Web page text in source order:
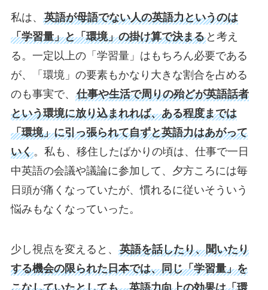
私は、 英語が母語でない人の英語力というのは
「学習量」と「環境」の掛け算で決まると考え
る。一定以上の「学習量」はもちろん必要である
が、「環境」の要素もかなり大きな割合を占める
のも事実で、 仕事や生活で周りの殆どが英語話者
という環境に放り込まれれば、ある程度までは
「環境」に引っ張られて自ずと英語力はあがって
いく。私も、移住したばかりの頃は、仕事で一日
中英語の会議や議論に参加して、夕方ころには毎
日頭が痛くなっていたが、慣れるに従いそういう
悩みもなくなっていった。
少し視点を変えると、 英語を話したり、聞いたり
する機会の限られた日本では、同じ「学習量」を